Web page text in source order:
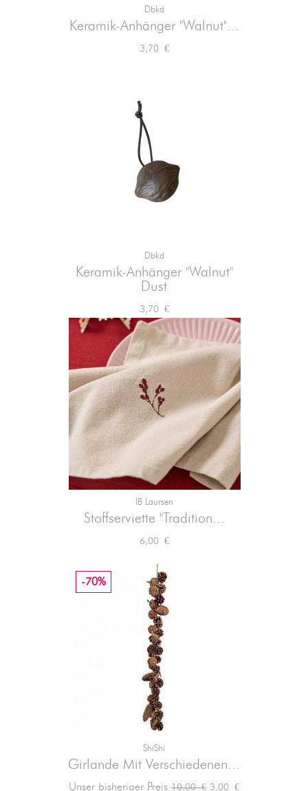
Dbkd
Keramik-Anhänger "Walnut"...
Preis
3,70 €
Dbkd
Keramik-Anhänger "Walnut"
Dust
Preis
3,70 €
IB Laursen
Stoffserviette "Tradition...
Preis
6,00 €
ShiShi
Girlande Mit Verschiedenen...
Unser bisheriger Preis Verkaufspreis
10,00 €
-70%
Preis
3,00 €